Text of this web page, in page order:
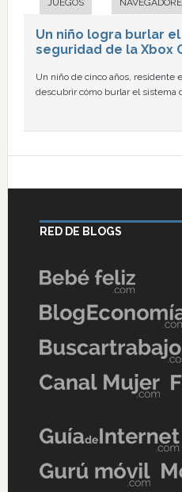
JUEGOS
Un niño logra burlar
seguridad de la Xbox
Un niño de cinco años, residente
descubrir cómo burlar el sistema
RED DE BLOGS